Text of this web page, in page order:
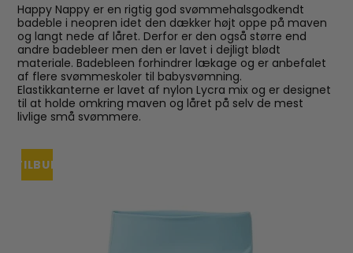
Happy Nappy er en rigtig god svømmehalsgodkendt
badeble i neopren idet den dækker højt oppe på maven
og langt nede af låret. Derfor er den også større end
andre badebleer men den er lavet i dejligt blødt
materiale. Badebleen forhindrer lækage og er anbefalet
af flere svømmeskoler til babysvømning.
Elastikkanterne er lavet af nylon Lycra mix og er designet
til at holde omkring maven og låret på selv de mest
livlige små svømmere.
TILBUD